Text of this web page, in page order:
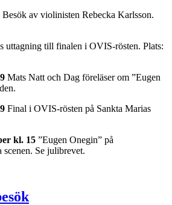
Besök av violinisten Rebecka Karlsson.
uttagning till finalen i OVIS-rösten. Plats:
Mats Natt och Dag föreläser om ”Eugen
Final i OVIS-rösten på Sankta Marias
kl. 15 ”Eugen Onegin” på
scenen. Se julibrevet.